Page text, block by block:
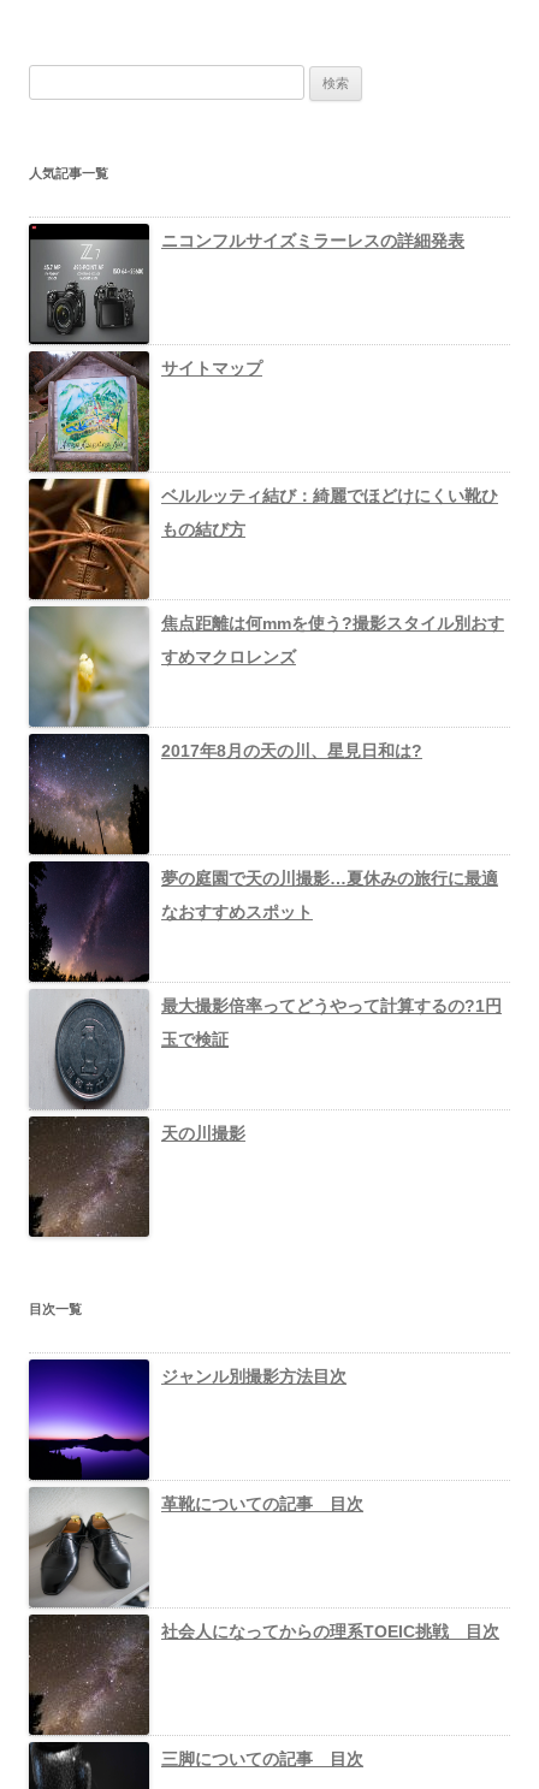
人気記事一覧
ニコンフルサイズミラーレスの詳細発表
サイトマップ
ベルルッティ結び：綺麗でほどけにくい靴ひ
もの結び方
焦点距離は何mmを使う?撮影スタイル別おす
すめマクロレンズ
2017年8月の天の川、星見日和は?
夢の庭園で天の川撮影…夏休みの旅行に最適
なおすすめスポット
最大撮影倍率ってどうやって計算するの?1円
玉で検証
天の川撮影
目次一覧
ジャンル別撮影方法目次
革靴についての記事 目次
社会人になってからの理系TOEIC挑戦 目次
三脚についての記事 目次